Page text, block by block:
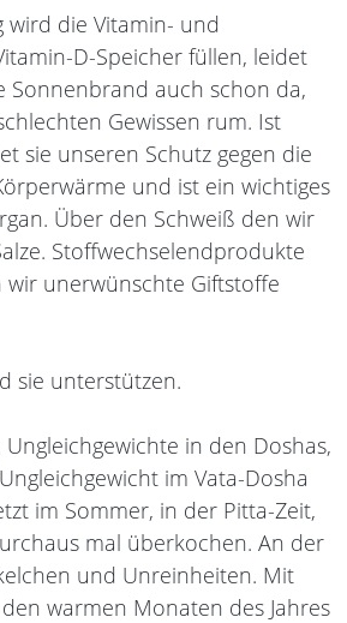
wird die Vitamin- und
D-Speicher füllen, leidet
Sonnenbrand auch schon da,
Gewissen rum. Ist
sie unseren Schutz gegen die
und ist ein wichtiges
Über den Schweiß den wir
Stoffwechselendprodukte
unerwünschte Giftstoffe
sie unterstützen.
in den Doshas,
im Vata-Dosha
im Sommer, in der Pitta-Zeit,
mal überkochen. An der
und Unreinheiten. Mit
warmen Monaten des Jahres